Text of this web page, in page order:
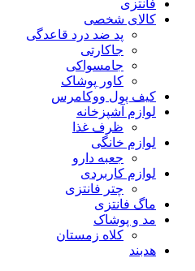
فانتزی
کالای شخصی
پد ضد درد قاعدگی
جاکارتی
جامسواکی
کاور پوشاک
کیف پول ووکامرس
لوازم آشپزخانه
ظرف غذا
لوازم خانگی
جعبه دارو
لوازم کاربردی
چتر فانتزی
ماگ فانتزی
مد و پوشاک
کلاه زمستان
هدبند